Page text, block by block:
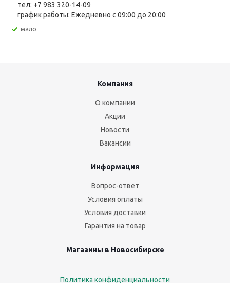
тел: +7 983 320-14-09
график работы: Ежедневно с 09:00 до 20:00
Мало
Компания
О компании
Акции
Новости
Вакансии
Информация
Вопрос-ответ
Условия оплаты
Условия доставки
Гарантия на товар
Магазины в Новосибирске
Политика конфиденциальности